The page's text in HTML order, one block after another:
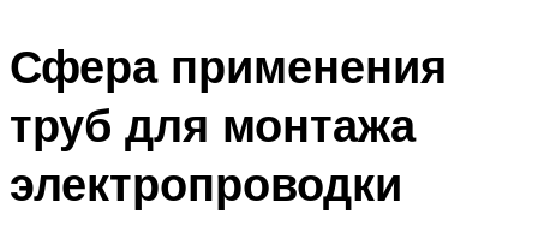
Сфера применения
труб для монтажа
электропроводки